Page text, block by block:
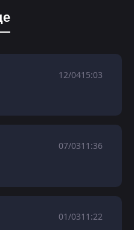
12/0415:03
07/0311:36
01/0311:22